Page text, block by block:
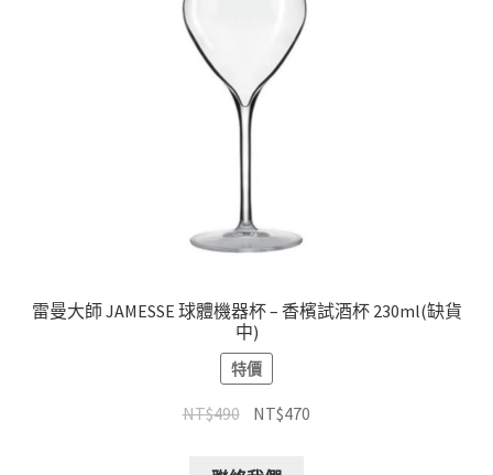
雷曼大師 JAMESSE 球體機器杯 – 香檳試酒杯 230ml(缺貨
中)
特價
NT$490 NT$470